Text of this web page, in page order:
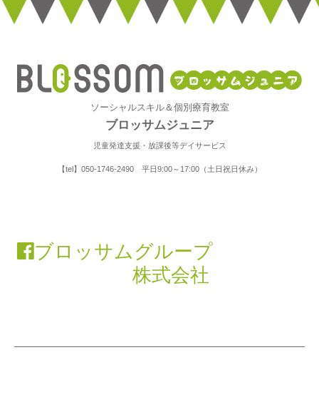
ソーシャルスキル＆個別療育教室
ブロッサムジュニア
児童発達支援・放課後等デイサービス
【tel】050-1746-2490 平日9:00～17:00（土日祝日休み）
ブロッサムグループ
株式会社